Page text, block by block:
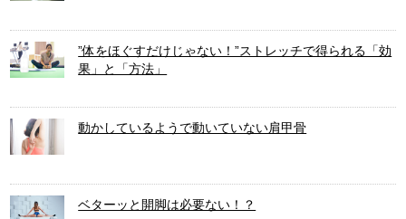
”体をほぐすだけじゃない！”ストレッチで得られる「効
果」と「方法」
動かしているようで動いていない肩甲骨
ベターッと開脚は必要ない！？